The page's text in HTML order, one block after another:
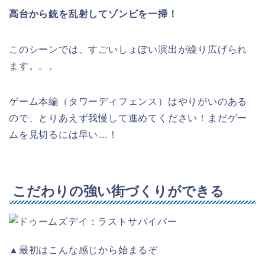
高台から銃を乱射してゾンビを一掃！
このシーンでは、すごいしょぼい演出が繰り広げられ
ます。。。
ゲーム本編（タワーディフェンス）はやりがいのある
ので、とりあえず我慢して進めてください！まだゲー
ムを見切るには早い…！
こだわりの強い街づくりができる
▲最初はこんな感じから始まるぞ